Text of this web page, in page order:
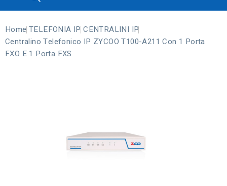
Home TELEFONIA IP CENTRALINI IP
Centralino Telefonico IP ZYCOO T100-A211 Con 1 Porta
FXO E 1 Porta FXS